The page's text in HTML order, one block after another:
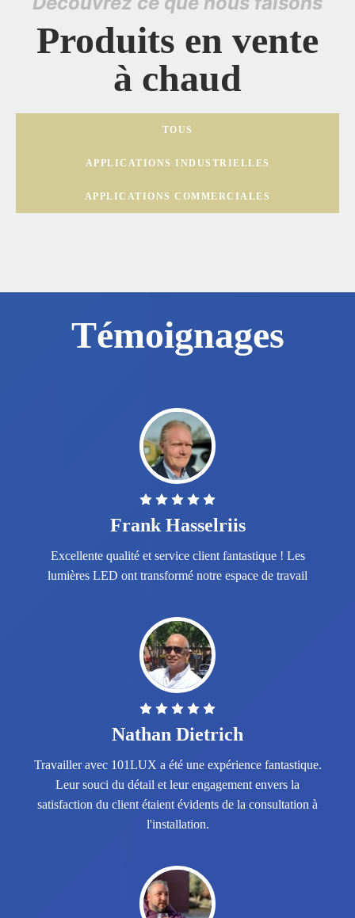
Produits en vente
à chaud
TOUS
APPLICATIONS INDUSTRIELLES
APPLICATIONS COMMERCIALES
Témoignages
Frank Hasselriis
Excellente qualité et service client fantastique ! Les
lumières LED ont transformé notre espace de travail
Nathan Dietrich
Travailler avec 101LUX a été une expérience fantastique.
Leur souci du détail et leur engagement envers la
satisfaction du client étaient évidents de la consultation à
l'installation.